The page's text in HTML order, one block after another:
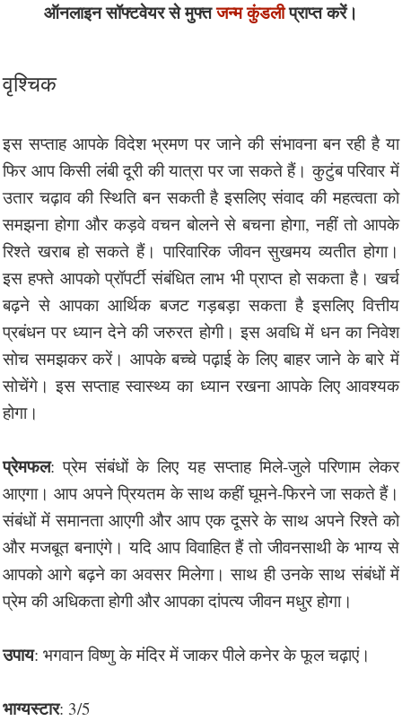
ऑनलाइन सॉफ्टवेयर से मुफ्तजन्म कुंडलीप्राप्त करें।
वृश्चिक
इस सप्ताह आपके विदेश भ्रमण पर जाने की संभावना बन रही है या
फिर आप किसी लंबी दूरी की यात्रा पर जा सकते हैं। कुटुंब परिवार में
उतार चढ़ाव की स्थिति बन सकती है इसलिए संवाद की महत्वता को
समझना होगा और कड़वे वचन बोलने से बचना होगा, नहीं तो आपके
रिश्ते खराब हो सकते हैं। पारिवारिक जीवन सुखमय व्यतीत होगा।
इस हफ्ते आपको प्रॉपर्टी संबंधित लाभ भी प्राप्त हो सकता है। खर्च
बढ़ने से आपका आर्थिक बजट गड़बड़ा सकता है इसलिए वित्तीय
प्रबंधन पर ध्यान देने की जरुरत होगी। इस अवधि में धन का निवेश
सोच समझकर करें। आपके बच्चे पढ़ाई के लिए बाहर जाने के बारे में
सोचेंगे। इस सप्ताह स्वास्थ्य का ध्यान रखना आपके लिए आवश्यक
होगा।
प्रेमफल: प्रेम संबंधों के लिए यह सप्ताह मिले-जुले परिणाम लेकर
आएगा। आप अपने प्रियतम के साथ कहीं घूमने-फिरने जा सकते हैं।
संबंधों में समानता आएगी और आप एक दूसरे के साथ अपने रिश्ते को
और मजबूत बनाएंगे। यदि आप विवाहित हैं तो जीवनसाथी के भाग्य से
आपको आगे बढ़ने का अवसर मिलेगा। साथ ही उनके साथ संबंधों में
प्रेम की अधिकता होगी और आपका दांपत्य जीवन मधुर होगा।
उपाय: भगवान विष्णु के मंदिर में जाकर पीले कनेर के फूल चढ़ाएं।
भाग्यस्टार: 3/5